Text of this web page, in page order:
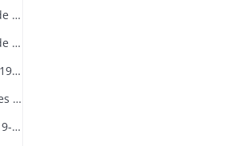
86AL2 Fonds du Conseil de prud'hommes commercial de Guebwiller
87AL2 Fonds du Conseil de prud'hommes commercial de Mulhouse (1919-1940)
90AL2 Fonds du tribunal des pensions militaires (1920-1940)
91AL2 Fonds de la cour régionale des pensions militaires (1919-1940)
92AL2 Fonds du tribunal des dommages de guerre (1919-1937)